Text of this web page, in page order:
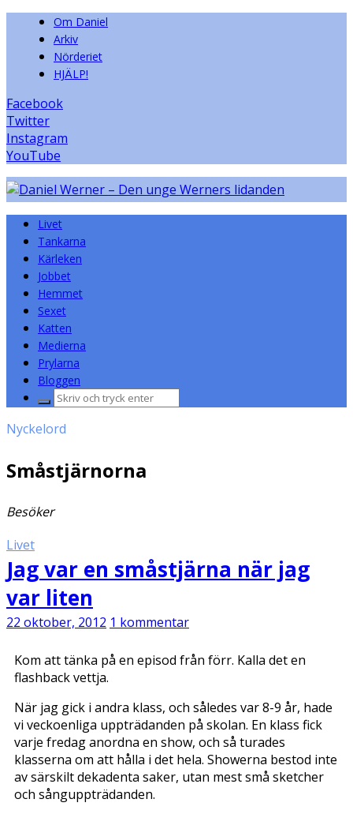
Om Daniel
Arkiv
Nörderiet
HJÄLP!
Facebook
Twitter
Instagram
YouTube
Livet
Tankarna
Kärleken
Jobbet
Hemmet
Sexet
Katten
Medierna
Prylarna
Bloggen
Sök
Nyckelord
Småstjärnorna
Besöker
Livet
Jag var en småstjärna när jag
var liten
22 oktober, 2012 1 kommentar
Kom att tänka på en episod från förr. Kalla det en
flashback vettja.
När jag gick i andra klass, och således var 8-9 år, hade
vi veckoenliga uppträdanden på skolan. En klass fick
varje fredag anordna en show, och så turades
klasserna om att hålla i det hela. Showerna bestod inte
av särskilt dekadenta saker, utan mest små sketcher
och sånguppträdanden.